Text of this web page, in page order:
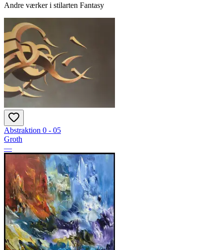
Andre værker i stilarten Fantasy
Abstraktion 0 - 05
Groth
—